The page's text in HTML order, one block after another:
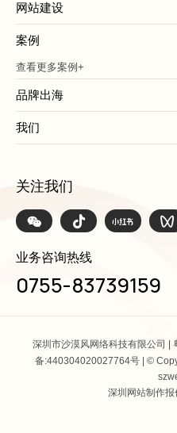
网站建设
案例
查看更多案例+
品牌出海
我们
关注我们
业务咨询热线
0755-83739159
深圳市沙漠风网络科技有限公司 |
备:440304020027764号| ©
深圳网站制作报